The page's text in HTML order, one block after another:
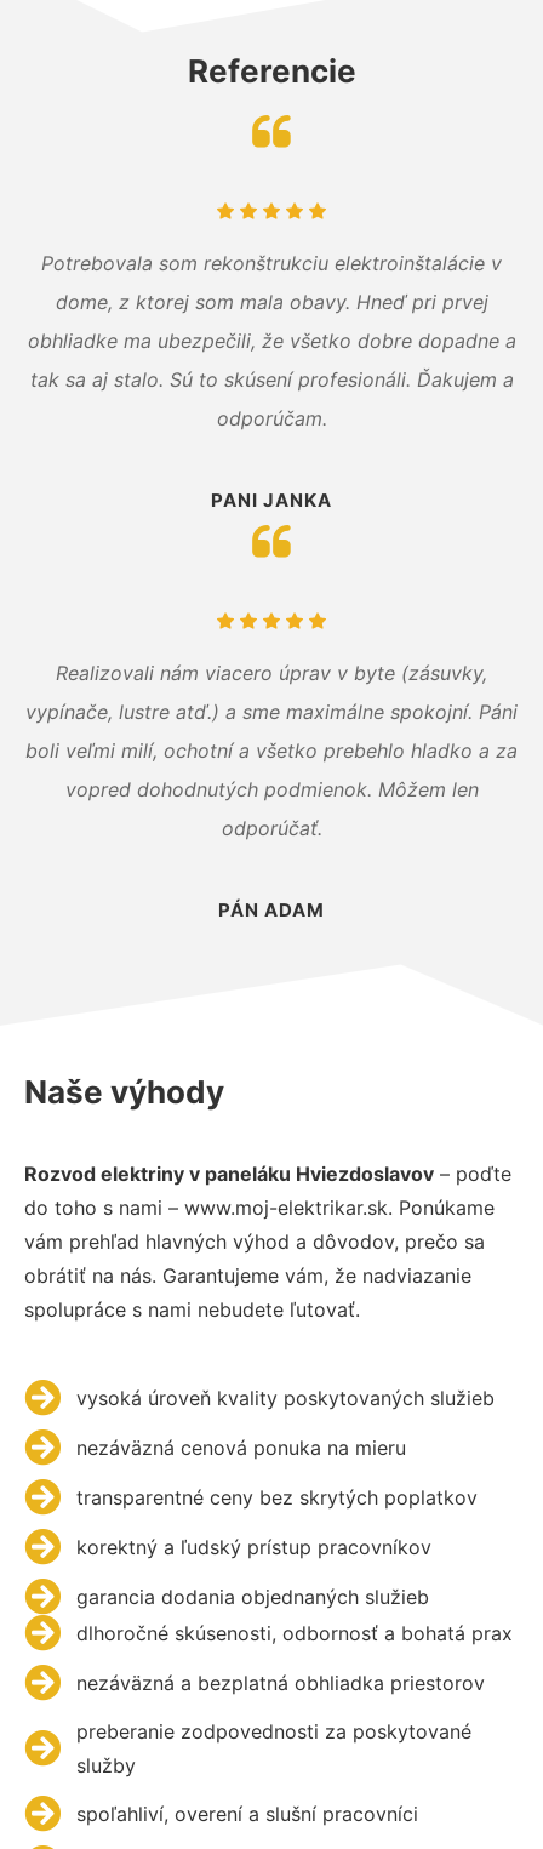
Referencie
Potrebovala som rekonštrukciu elektroinštalácie v
dome, z ktorej som mala obavy. Hneď pri prvej
obhliadke ma ubezpečili, že všetko dobre dopadne a
tak sa aj stalo. Sú to skúsení profesionáli. Ďakujem a
odporúčam.
PANI JANKA
Realizovali nám viacero úprav v byte (zásuvky,
vypínače, lustre atď.) a sme maximálne spokojní. Páni
boli veľmi milí, ochotní a všetko prebehlo hladko a za
vopred dohodnutých podmienok. Môžem len
odporúčať.
PÁN ADAM
Naše výhody
Rozvod elektriny v paneláku Hviezdoslavov – poďte
do toho s nami – www.moj-elektrikar.sk. Ponúkame
vám prehľad hlavných výhod a dôvodov, prečo sa
obrátiť na nás. Garantujeme vám, že nadviazanie
spolupráce s nami nebudete ľutovať.
vysoká úroveň kvality poskytovaných služieb
nezáväzná cenová ponuka na mieru
transparentné ceny bez skrytých poplatkov
korektný a ľudský prístup pracovníkov
garancia dodania objednaných služieb
dlhoročné skúsenosti, odbornosť a bohatá prax
nezáväzná a bezplatná obhliadka priestorov
preberanie zodpovednosti za poskytované
služby
spoľahliví, overení a slušní pracovníci